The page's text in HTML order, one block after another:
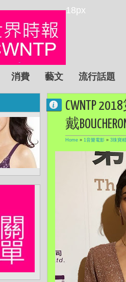
18px
消費 藝文 流行話題
CWNTP
戴
Home » 1音樂電影 » 3珠寶